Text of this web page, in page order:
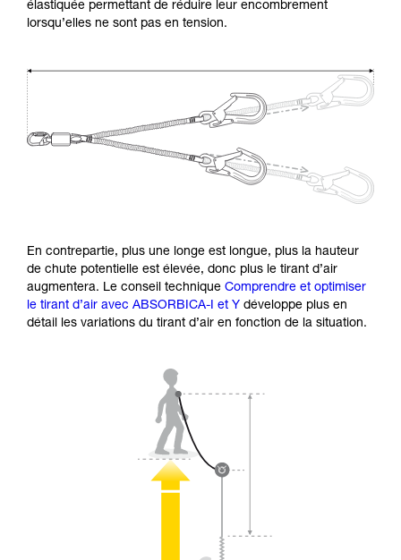
élastiquée permettant de réduire leur encombrement
lorsqu’elles ne sont pas en tension.
En contrepartie, plus une longe est longue, plus la hauteur
de chute potentielle est élevée, donc plus le tirant d’air
augmentera. Le conseil technique Comprendre et optimiser
le tirant d’air avec ABSORBICA-I et Y développe plus en
détail les variations du tirant d’air en fonction de la situation.